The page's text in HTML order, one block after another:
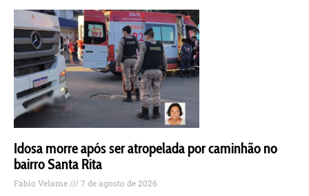
Idosa morre após ser atropelada por caminhão no
bairro Santa Rita
Fabio Velame 7 de agosto de 2026